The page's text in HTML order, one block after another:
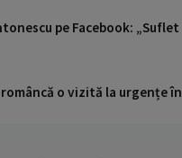
pe Facebook:
o vizită la urgențe